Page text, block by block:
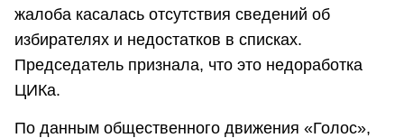
жалоба касалась отсутствия сведений об
избирателях и недостатков в списках.
Председатель признала, что это недоработка
ЦИКа.
По данным общественного движения «Голос»,